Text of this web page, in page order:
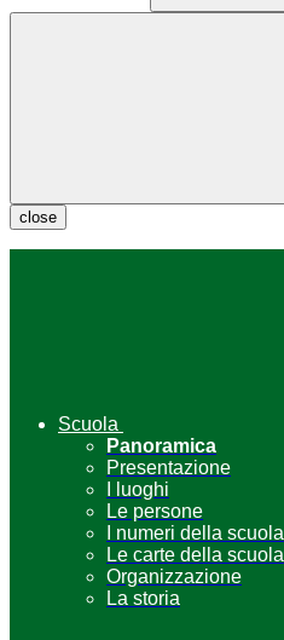
close
Scuola
Panoramica
Presentazione
I luoghi
Le persone
I numeri della scuola
Le carte della scuola
Organizzazione
La storia